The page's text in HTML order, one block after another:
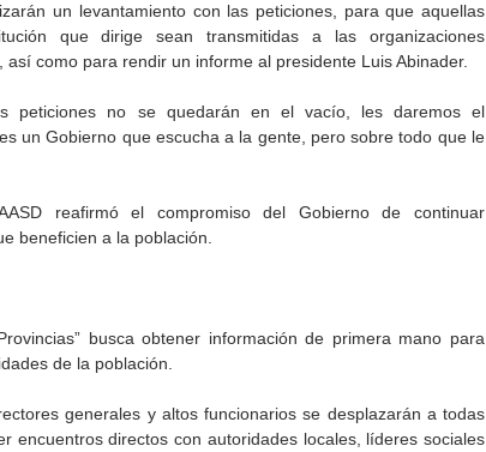
un levantamiento con las peticiones, para que aquellas
que dirige sean transmitidas a las organizaciones
como para rendir un informe al presidente Luis Abinader.
peticiones no se quedarán en el vacío, les daremos el
un Gobierno que escucha a la gente, pero sobre todo que le
reafirmó el compromiso del Gobierno de continuar
beneficien a la población.
busca obtener información de primera mano para
de la población.
generales y altos funcionarios se desplazarán a todas
encuentros directos con autoridades locales, líderes sociales